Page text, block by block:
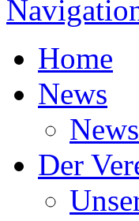
Home
News
Der